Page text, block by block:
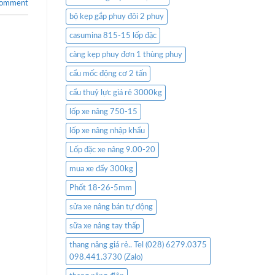
bộ kẹp gắp phuy đôi 2 phuy
casumina 815-15 lốp đặc
càng kẹp phuy đơn 1 thùng phuy
cẩu mốc động cơ 2 tấn
cẩu thuỷ lực giá rẻ 3000kg
lốp xe nâng 750-15
lốp xe nâng nhập khẩu
Lốp đặc xe nâng 9.00-20
mua xe đẩy 300kg
Phốt 18-26-5mm
sửa xe nâng bán tự động
sữa xe nâng tay thấp
thang nâng giá rẻ.. Tel (028) 6279.0375
098.441.3730 (Zalo)